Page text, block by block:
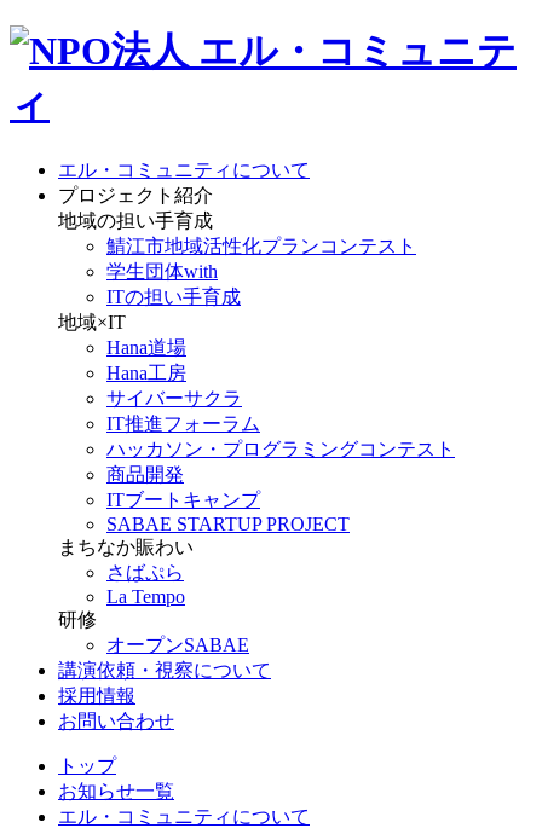
エル・コミュニティについて
プロジェクト紹介
地域の担い手育成
鯖江市地域活性化プランコンテスト
学生団体with
ITの担い手育成
地域×IT
Hana道場
Hana工房
サイバーサクラ
IT推進フォーラム
ハッカソン・プログラミングコンテスト
商品開発
ITブートキャンプ
SABAE STARTUP PROJECT
まちなか賑わい
さばぷら
La Tempo
研修
オープンSABAE
講演依頼・視察について
採用情報
お問い合わせ
トップ
お知らせ一覧
エル・コミュニティについて